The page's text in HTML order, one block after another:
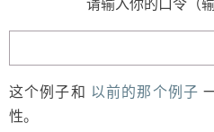
请输入你的口令（
这个例子和 以前的那个例子
性。